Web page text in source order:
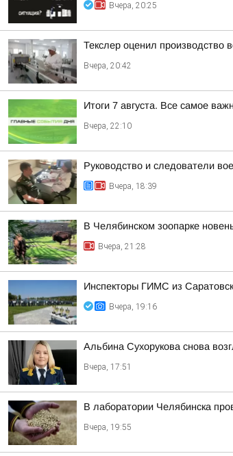
Вчера, 20:25
Текслер оценил производство
Вчера, 20:42
Итоги 7 августа. Все самое
Вчера, 22:10
Руководство и следователи
Вчера, 18:39
В Челябинском зоопарке
Вчера, 21:28
Инспекторы ГИМС из
Вчера, 19:16
Альбина Сухорукова снова
Вчера, 17:51
В лаборатории Челябинска
Вчера, 19:55